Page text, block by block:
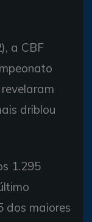
a CBF
driblou
1.295
dos maiores